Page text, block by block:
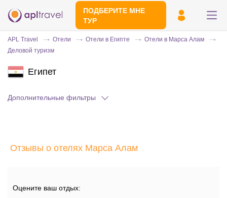
ПОДБЕРИТЕ МНЕ
ТУР
Эксперт свяжется с вами и сделает
APL Travel Отели Отели в Египте
Отели в Марса Алам
Деловой туризм
Египет
Дополнительные фильтры
Отзывы о отелях Марса Алам
Оцените ваш отдых: